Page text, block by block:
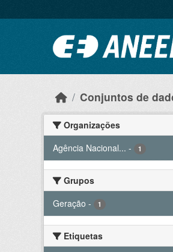
Conjuntos de
Organizações
Agência Nacional... - 1
Grupos
Geração - 1
Etiquetas